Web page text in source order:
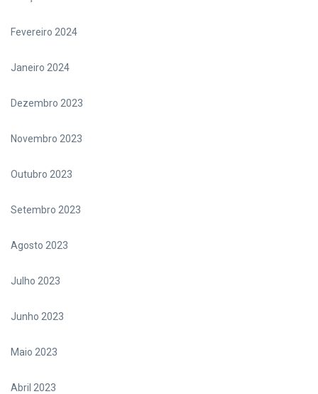
Fevereiro 2024
Janeiro 2024
Dezembro 2023
Novembro 2023
Outubro 2023
Setembro 2023
Agosto 2023
Julho 2023
Junho 2023
Maio 2023
Abril 2023